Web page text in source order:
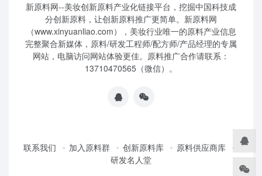
新原料网--美妆创新原料产业化链接平台，挖掘中国科技成
分创新原料，让创新原料推广更简单。新原料网
（www.xinyuanliao.com），美妆行业唯一的原料产业信息
完整聚合新媒体，原料/研发工程师/配方师/产品经理的专属
网站，电脑访问网站体验更佳。原料推广合作请联系：
13710470565（微信）。
联系我们 加入原料群 创新原料库
原料供应商库
研发名人堂